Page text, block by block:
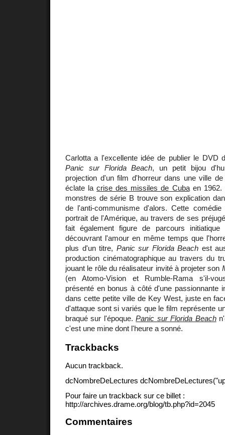
Carlotta a l'excellente idée de publier le DVD
Panic sur Florida Beach, un petit bijou
projection d'un film d'horreur dans une ville
éclate lacrise des missiles de Cubaen 1962.
monstres de série B trouve son explication
de l'anti-communisme d'alors. Cette
portrait de l'Amérique, au travers de ses
fait également figure de parcours initiatique
découvrant l'amour en même temps que
plus d'un titre, Panic sur Florida Beach est
production cinématographique au travers du
jouant le rôle du réalisateur invité à projeter son
(en Atomo-Vision et Rumble-Rama s'il-
présenté en bonus à côté d'une passionnante
dans cette petite ville de Key West, juste en
d'attaque sont si variés que le film représente
braqué sur l'époque.Panic sur Florida Beach
c'est une mine dont l'heure a sonné.
Trackbacks
Aucun trackback.
dcNombreDeLectures
Pour faire un trackback sur ce billet :
http://archives.drame.org/blog/tb.php?id=2045
Commentaires